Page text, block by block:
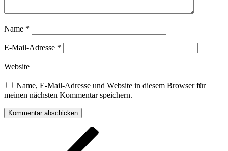
Name *
E-Mail-Adresse *
Website
Name, E-Mail-Adresse und Website in diesem Browser für
meinen nächsten Kommentar speichern.
Beitragsnavigation